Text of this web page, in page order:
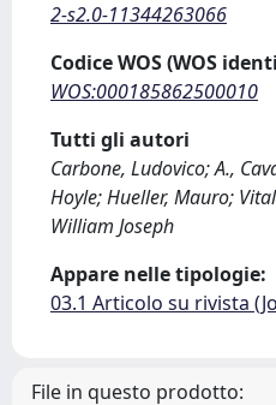
2-s2.0-11344263066
Codice WOS (WOS
WOS:000185862500010
Tutti gli autori
Carbone, Ludovico; A.,
Hoyle; Hueller, Mauro;
William Joseph
Appare nelle tipologie:
03.1 Articolo su rivista
File in questo prodotto: